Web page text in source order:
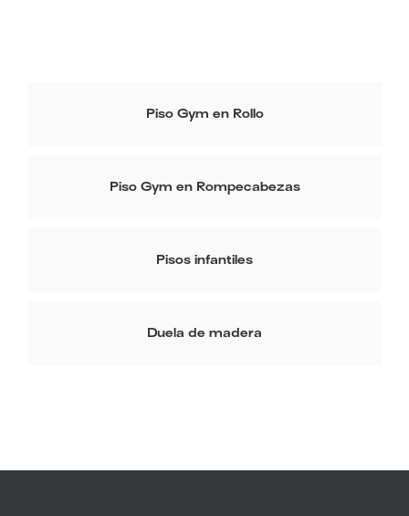
Piso Gym en Rollo
Piso Gym en Rompecabezas
Pisos infantiles
Duela de madera